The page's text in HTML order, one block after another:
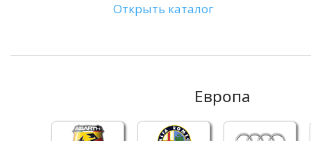
Открыть каталог
Европа